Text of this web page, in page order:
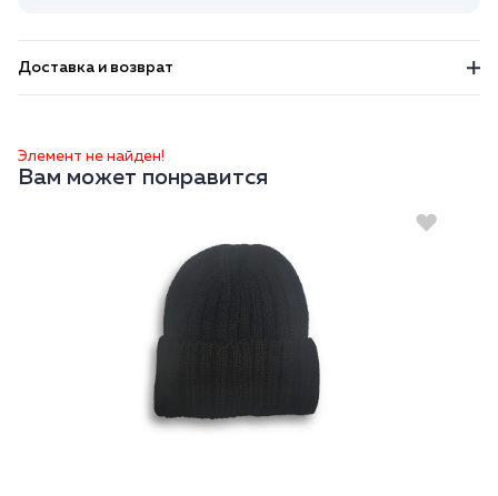
Доставка и возврат
Элемент не найден!
Вам может понравится